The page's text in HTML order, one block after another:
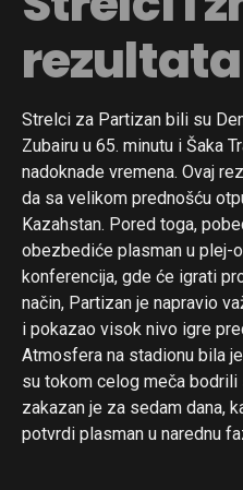
rezultata
Strelci za Partizan bili su
Zubairu u 65. minutu i Šaka
nadoknade vremena. Ovaj
da sa velikom prednošću
Kazahstan. Pored toga,
obezbediće plasman u plej-
konferencija, gde će igrati
način, Partizan je napravio
i pokazao visok nivo igre
Atmosfera na stadionu bila
su tokom celog meča
zakazan je za sedam dana,
potvrdi plasman u narednu